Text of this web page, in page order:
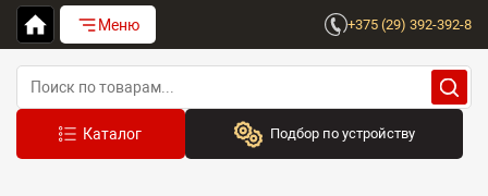
Меню +375 (29) 392-392-8
Подбор по устройству